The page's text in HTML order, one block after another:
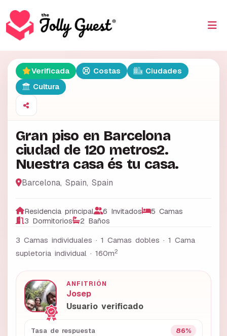
Verificada Costas
Ciudades
Cultura
Gran piso en Barcelona
ciudad de 120 metros2.
Nuestra casa és tu casa.
Barcelona, Spain, Spain
Residencia principal 6 Invitados
5 Camas
3 Dormitorios
2 Baños
3 Camas individuales · 1 Camas dobles · 1 Cama
supletoria individual · 160m2
ANFITRIÓN
Josep
Usuario verificado
Tasa de respuesta 86%